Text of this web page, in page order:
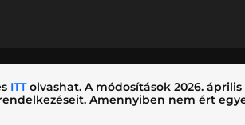
ITTolvashat. A módosítások 2026. április
Amennyiben nem ért